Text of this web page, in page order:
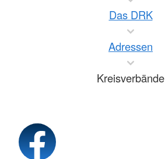
Das DRK
Adressen
Kreisverbände